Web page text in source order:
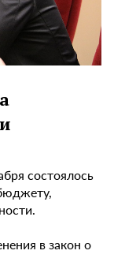
состоялось
в закон о